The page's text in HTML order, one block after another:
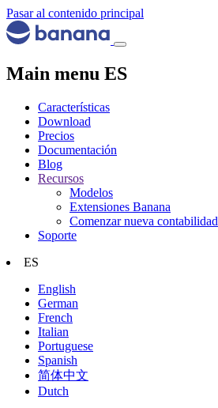
Pasar al contenido principal
Main menu ES
Características
Download
Precios
Documentación
Blog
Recursos
Modelos
Extensiones Banana
Comenzar nueva contabilidad
Soporte
ES
English
German
French
Italian
Portuguese
Spanish
简体中文
Dutch